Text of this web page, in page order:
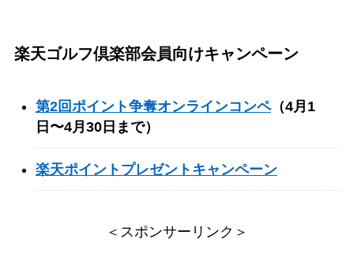
楽天ゴルフ倶楽部会員向けキャンペーン
第2回ポイント争奪オンラインコンペ（4月1
日〜4月30日まで）
楽天ポイントプレゼントキャンペーン
＜スポンサーリンク＞